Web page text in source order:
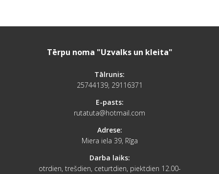
Tērpu noma "Uzvalks un kleita"
Tālrunis:
25744139, 29116371
E-pasts:
rutatuta@hotmail.com
Adrese:
Miera iela 39, Rīga
Darba laiks:
otrdien, trešdien, ceturtdien, piektdien 12.00-